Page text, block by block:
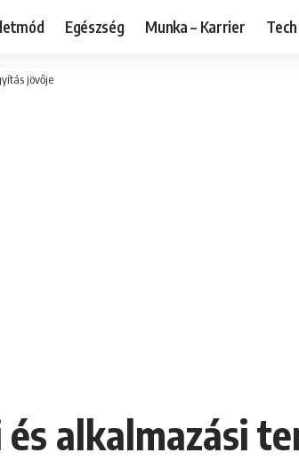
Egészség Munka – Karrier
jövője
alkalmazási